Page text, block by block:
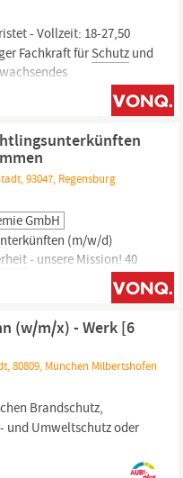
- Vollzeit: 18-27,50
Fachkraft fürSchutz und
Team Verstärkung in
zuverlässige
93047, Regensburg
GmbH
(m/w/d)
- unsere Mission! 40
Beginn ab sofort
wachsendes
bieten unseren Kundinnen
(w/m/x) - Werk [6
80809, München Milbertshofen
Brandschutz,
und Umweltschutz oder